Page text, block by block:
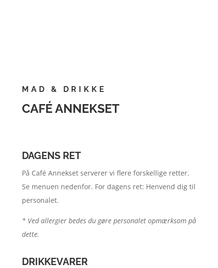
MAD & DRIKKE
CAFÉ ANNEKSET
DAGENS RET
På Café Annekset serverer vi flere forskellige retter.
Se menuen nedenfor. For dagens ret: Henvend dig til
personalet.
* Ved allergier bedes du gøre personalet opmærksom på
dette.
DRIKKEVARER